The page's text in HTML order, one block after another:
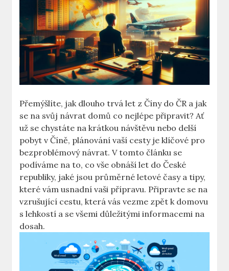
Přemýšlíte, jak dlouho ⁣trvá let z Číny do⁣ ČR a ​jak
se na svůj návrat domů co⁢ nejlépe připravit? Ať
už se chystáte na krátkou návštěvu ‌nebo delší
pobyt v Číně, plánování vaší cesty je klíčové pro
bezproblémový‍ návrat. V⁤ tomto ‌článku⁣ se‍
podíváme na to, co⁣ vše obnáší let do České
republiky,‍ jaké jsou ​průměrné letové⁣ časy a tipy,
které vám⁢ usnadní vaši přípravu. Připravte se na
vzrušující cestu, která vás vezme zpět k domovu
s lehkostí a se všemi důležitými ⁣informacemi na
dosah.